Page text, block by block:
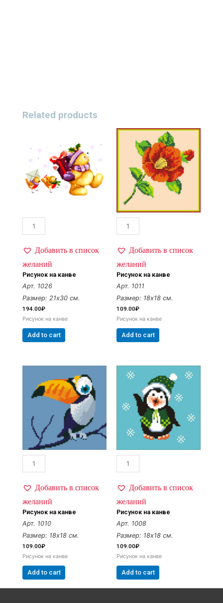
Related products
Добавить в список
желаний
Рисунок на канве
Арт. 1026
Размер: 21х30 см.
194.00₽
Рисунок на канве
Add to cart
Добавить в список
желаний
Рисунок на канве
Арт. 1011
Размер: 18х18 см.
109.00₽
Рисунок на канве
Add to cart
Добавить в список
желаний
Рисунок на канве
Арт. 1010
Размер: 18х18 см.
109.00₽
Рисунок на канве
Add to cart
Добавить в список
желаний
Рисунок на канве
Арт. 1008
Размер: 18х18 см.
109.00₽
Рисунок на канве
Add to cart